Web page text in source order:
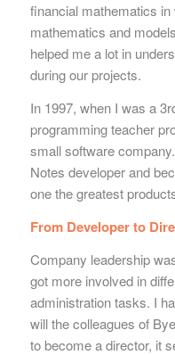
financial mathematics
mathematics and
helped me a lot in
during our projects.
In 1997, when I was a
programming teacher
small software
Notes developer and
one the greatest
From Developer to
Company leadership
got more involved in
administration tasks. I
will the colleagues of
to become a director, it